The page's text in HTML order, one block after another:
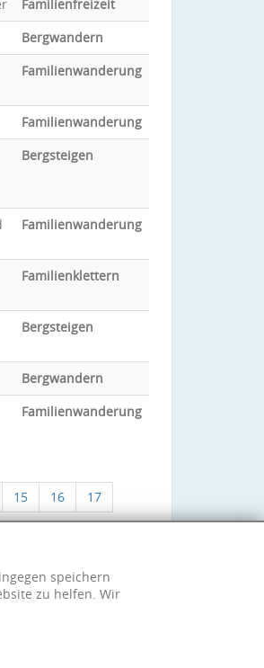
Familienfreizeit
Bergwandern
Familienwanderung
Familienwanderung
Bergsteigen
Familienwanderung
Familienklettern
Bergsteigen
Bergwandern
Familienwanderung
15 16
17
speichern
zu helfen. Wir